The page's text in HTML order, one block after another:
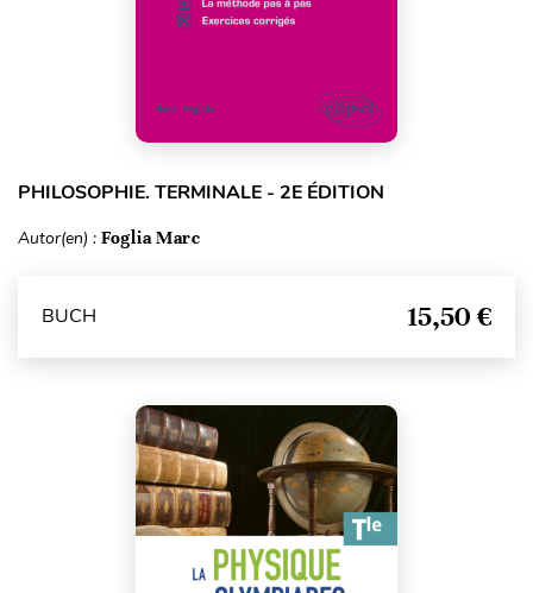
PHILOSOPHIE. TERMINALE - 2E ÉDITION
Autor(en) : Foglia Marc
BUCH 15,50 €